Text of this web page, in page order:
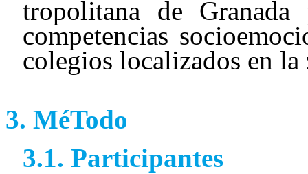
tropolitana de
competencias
colegios localizados en la
MéTodo
Participantes